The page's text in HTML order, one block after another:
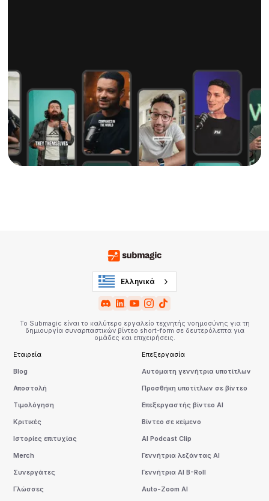
Ελληνικά
Το Submagic είναι το καλύτερο εργαλείο τεχνητής νοημοσύνης για τη
δημιουργία συναρπαστικών βίντεο short-form σε δευτερόλεπτα για
ομάδες και επιχειρήσεις.
Εταιρεία
Blog
Αποστολή
Τιμολόγηση
Κριτικές
Ιστορίες επιτυχίας
Merch
Συνεργάτες
Γλώσσες
Επεξεργασία
Αυτόματη γεννήτρια υποτίτλων
Προσθήκη υποτίτλων σε βίντεο
Επεξεργαστής βίντεο AI
Βίντεο σε κείμενο
AI Podcast Clip
Γεννήτρια λεζάντας AI
Γεννήτρια AI B-Roll
Auto-Zoom AI